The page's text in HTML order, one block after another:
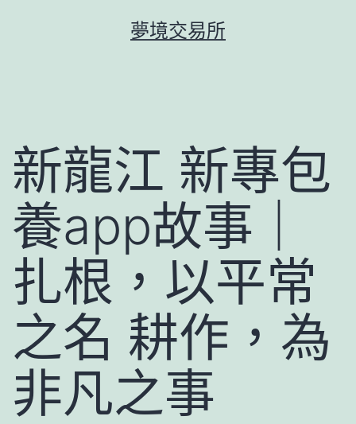
夢境交易所
新龍江 新專包
養app故事｜
扎根，以平常
之名 耕作，為
非凡之事